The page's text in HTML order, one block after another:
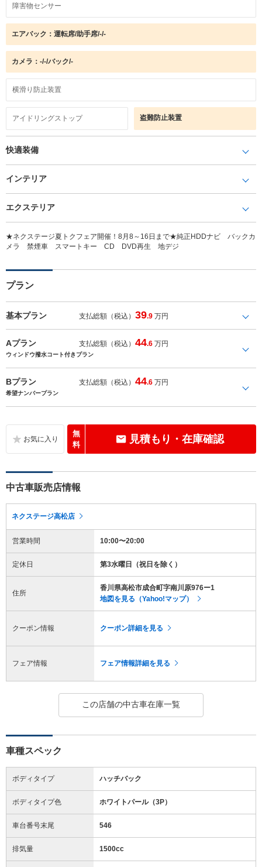
障害物センサー
エアバック：運転席/助手席/-/-
カメラ：-/-/バック/-
横滑り防止装置
アイドリングストップ 盗難防止装置
快適装備
インテリア
エクステリア
★ネクステージ夏トクフェア開催！8月8～16日まで★純正HDDナビ バックカ
メラ 禁煙車 スマートキー CD DVD再生 地デジ
プラン
基本プラン 支払総額（税込）39.9 万円
Aプラン 支払総額（税込）44.6 万円
ウィンドウ撥水コート付きプラン
Bプラン 支払総額（税込）44.6 万円
希望ナンバープラン
無
料
見積もり・在庫確認
中古車販売店情報
ネクステージ高松店
営業時間 10:00〜20:00
定休日 第3水曜日（祝日を除く）
住所
香川県高松市成合町字南川原976ー1
地図を見る（Yahoo!マップ）
クーポン情報 クーポン詳細を見る
フェア情報 フェア情報詳細を見る
この店舗の中古車在庫一覧
車種スペック
ボディタイプ ハッチバック
ボディタイプ色 ホワイトパール（3P）
車台番号末尾 546
排気量 1500cc